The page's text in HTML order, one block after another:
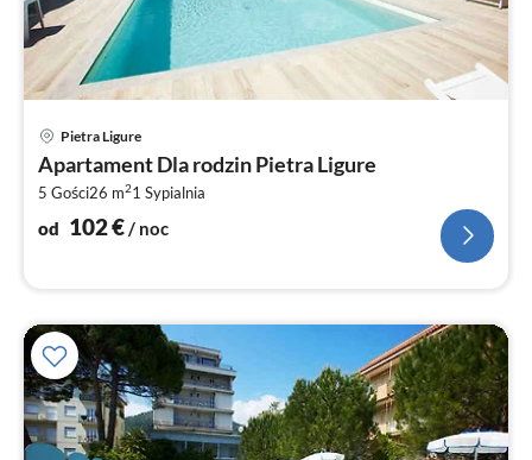
Pietra Ligure
Apartament Dla rodzin Pietra Ligure
5 Gości26 m21 Sypialnia
od 102€/ noc